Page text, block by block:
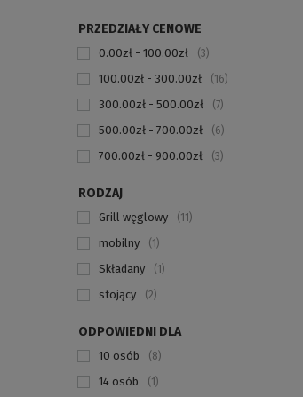
PRZEDZIAŁY CENOWE
0.00zł - 100.00zł 3
100.00zł - 300.00zł 16
300.00zł - 500.00zł 7
500.00zł - 700.00zł 6
700.00zł - 900.00zł 3
RODZAJ
Grill węglowy 11
mobilny 1
Składany 1
stojący 2
ODPOWIEDNI DLA
10 osób 8
14 osób 1